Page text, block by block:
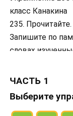
класс Канакина
235. Прочитайте.
Запишите по
словах
ЧАСТЬ 1
Выберите